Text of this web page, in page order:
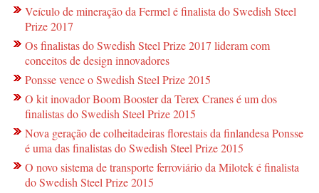
Veículo de mineração da Fermel é finalista do Swedish Steel
Prize 2017
Os finalistas do Swedish Steel Prize 2017 lideram com
conceitos de design innovadores
Ponsse vence o Swedish Steel Prize 2015
O kit inovador Boom Booster da Terex Cranes é um dos
finalistas do Swedish Steel Prize 2015
Nova geração de colheitadeiras florestais da finlandesa Ponsse
é uma das finalistas do Swedish Steel Prize 2015
O novo sistema de transporte ferroviário da Milotek é finalista
do Swedish Steel Prize 2015